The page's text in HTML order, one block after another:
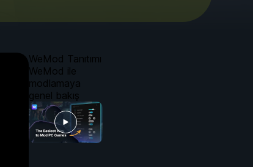
WeMod Tanıtımı
WeMod ile
modlamaya
genel bakış